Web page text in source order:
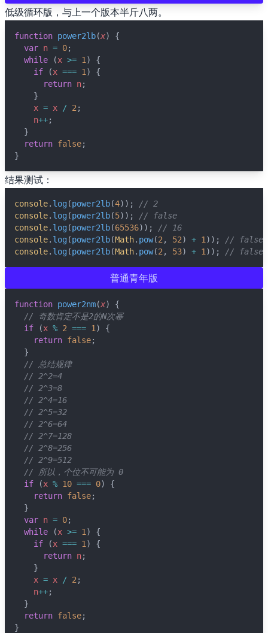
🍁 Autumn
低级循环版，与上一个版本半斤八两。
function power2lb(x) {
var n = 0;
while (x >= 1 ) {
if (x === 1 ) {
return n;
    }
x = x / 2 ;
n++;
  }
return false;
}
结果测试：
console. log (power2lb(4));
// 2
console. log (power2lb(5));
// false
console. log (power2lb(65536));
// 16
console. log (power2lb(Math. pow(2 , 52) + 1 ));
// false
console. log (power2lb(Math. pow(2 , 53) + 1 )); // false
普通青年版
function power2nm(x) {
// 奇数肯定不是2的N次幂
if (x % 2 === 1 ) {
return false;
  }
// 总结规律
// 2^2=4
// 2^3=8
// 2^4=16
// 2^5=32
// 2^6=64
// 2^7=128
// 2^8=256
// 2^9=512
// 所以，个位不可能为 0
if (x % 10 === 0) {
return false;
  }
var n = 0;
while (x >= 1 ) {
if (x === 1 ) {
return n;
    }
x = x / 2 ;
n++;
  }
return false;
}